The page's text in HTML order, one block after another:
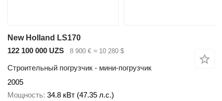
New Holland LS170
122 100 000 UZS
8 900 € ≈ 10 280 $
Строительный погрузчик - мини-погрузчик
2005
Мощность 34.8 кВт (47.35 л.с.)